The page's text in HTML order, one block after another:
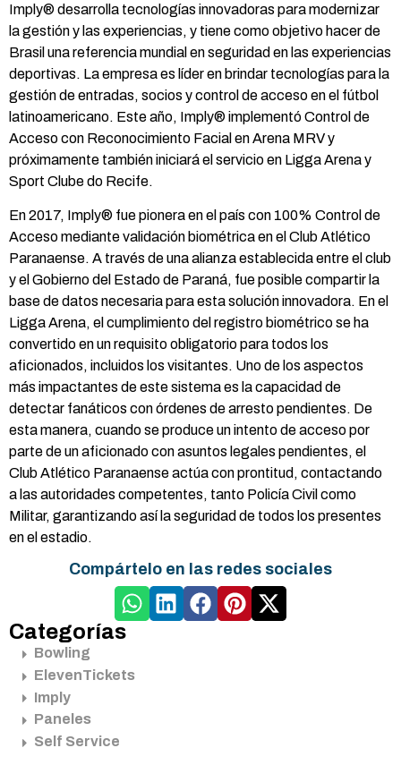
Imply® desarrolla tecnologías innovadoras para modernizar
la gestión y las experiencias, y tiene como objetivo hacer de
Brasil una referencia mundial en seguridad en las experiencias
deportivas. La empresa es líder en brindar tecnologías para la
gestión de entradas, socios y control de acceso en el fútbol
latinoamericano. Este año, Imply® implementó Control de
Acceso con Reconocimiento Facial en Arena MRV y
próximamente también iniciará el servicio en Ligga Arena y
Sport Clube do Recife.
En 2017, Imply® fue pionera en el país con 100% Control de
Acceso mediante validación biométrica en el Club Atlético
Paranaense. A través de una alianza establecida entre el club
y el Gobierno del Estado de Paraná, fue posible compartir la
base de datos necesaria para esta solución innovadora. En el
Ligga Arena, el cumplimiento del registro biométrico se ha
convertido en un requisito obligatorio para todos los
aficionados, incluidos los visitantes. Uno de los aspectos
más impactantes de este sistema es la capacidad de
detectar fanáticos con órdenes de arresto pendientes. De
esta manera, cuando se produce un intento de acceso por
parte de un aficionado con asuntos legales pendientes, el
Club Atlético Paranaense actúa con prontitud, contactando
a las autoridades competentes, tanto Policía Civil como
Militar, garantizando así la seguridad de todos los presentes
en el estadio.
Compártelo en las redes sociales
Categorías
Bowling
ElevenTickets
Imply
Paneles
Self Service